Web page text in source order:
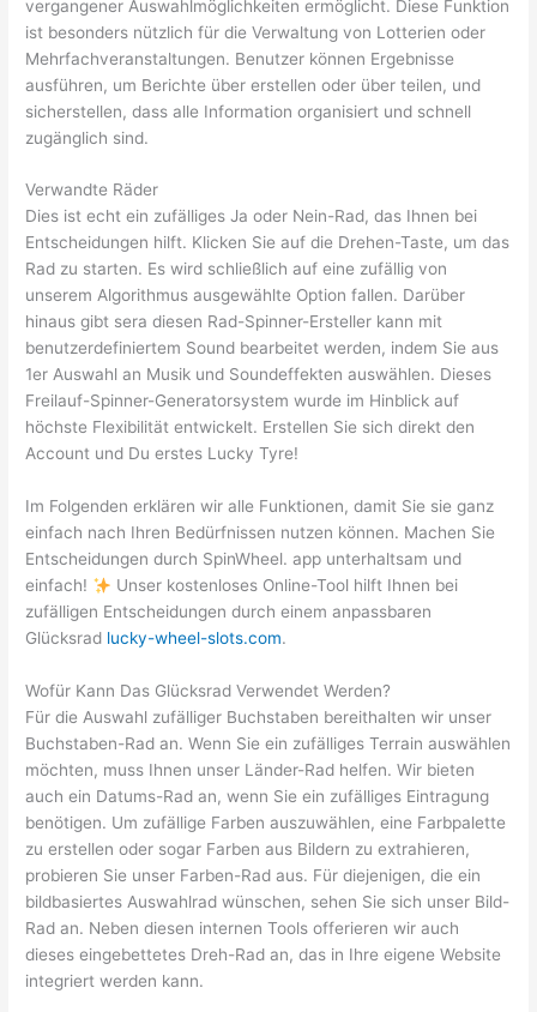
vergangener Auswahlmöglichkeiten ermöglicht. Diese Funktion
ist besonders nützlich für die Verwaltung von Lotterien oder
Mehrfachveranstaltungen. Benutzer können Ergebnisse
ausführen, um Berichte über erstellen oder über teilen, und
sicherstellen, dass alle Information organisiert und schnell
zugänglich sind.
Verwandte Räder
Dies ist echt ein zufälliges Ja oder Nein-Rad, das Ihnen bei
Entscheidungen hilft. Klicken Sie auf die Drehen-Taste, um das
Rad zu starten. Es wird schließlich auf eine zufällig von
unserem Algorithmus ausgewählte Option fallen. Darüber
hinaus gibt sera diesen Rad-Spinner-Ersteller kann mit
benutzerdefiniertem Sound bearbeitet werden, indem Sie aus
1er Auswahl an Musik und Soundeffekten auswählen. Dieses
Freilauf-Spinner-Generatorsystem wurde im Hinblick auf
höchste Flexibilität entwickelt. Erstellen Sie sich direkt den
Account und Du erstes Lucky Tyre!
Im Folgenden erklären wir alle Funktionen, damit Sie sie ganz
einfach nach Ihren Bedürfnissen nutzen können. Machen Sie
Entscheidungen durch SpinWheel. app unterhaltsam und
einfach!
Unser kostenloses Online-Tool hilft Ihnen bei
zufälligen Entscheidungen durch einem anpassbaren
Glücksrad lucky-wheel-slots.com.
Wofür Kann Das Glücksrad Verwendet Werden?
Für die Auswahl zufälliger Buchstaben bereithalten wir unser
Buchstaben-Rad an. Wenn Sie ein zufälliges Terrain auswählen
möchten, muss Ihnen unser Länder-Rad helfen. Wir bieten
auch ein Datums-Rad an, wenn Sie ein zufälliges Eintragung
benötigen. Um zufällige Farben auszuwählen, eine Farbpalette
zu erstellen oder sogar Farben aus Bildern zu extrahieren,
probieren Sie unser Farben-Rad aus. Für diejenigen, die ein
bildbasiertes Auswahlrad wünschen, sehen Sie sich unser Bild-
Rad an. Neben diesen internen Tools offerieren wir auch
dieses eingebettetes Dreh-Rad an, das in Ihre eigene Website
integriert werden kann.